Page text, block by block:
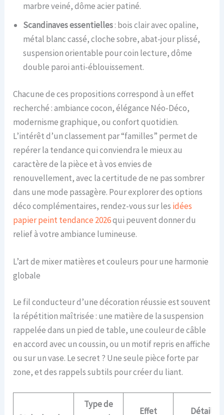
marbre veiné, dôme acier patiné.
Scandinaves essentielles: bois clair avec opaline,
métal blanc cassé, cloche sobre, abat-jour plissé,
suspension orientable pour coin lecture, dôme
double paroi anti-éblouissement.
Chacune de ces propositions correspond à un effet
recherché : ambiance cocon, élégance Néo-Déco,
modernisme graphique, ou confort quotidien.
L’intérêt d’un classement par “familles” permet de
repérer la tendance qui conviendra le mieux au
caractère de la pièce et à vos envies de
renouvellement, avec la certitude de ne pas sombrer
dans une mode passagère. Pour explorer des options
déco complémentaires, rendez-vous sur les idées
papier peint tendance 2026qui peuvent donner du
relief à votre ambiance lumineuse.
L’art de mixer matières et couleurs pour une harmonie
globale
Le fil conducteur d’une décoration réussie est souvent
la répétition maîtrisée : une matière de la suspension
rappelée dans un pied de table, une couleur de câble
en accord avec un coussin, ou un motif repris en affiche
ou sur un vase. Le secret ? Une seule pièce forte par
zone, et des rappels subtils pour créer du liant.
Type de
Effet Détail à